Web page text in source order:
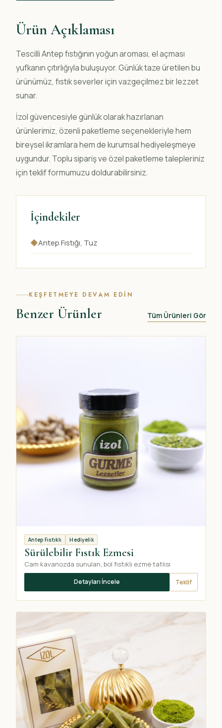
Ürün Açıklaması
Tescilli Antep fıstığının yoğun aroması, el açması
yufkanın çıtırlığıyla buluşuyor. Günlük taze üretilen bu
ürünümüz, fıstık severler için vazgeçilmez bir lezzet
sunar.
İzol güvencesiyle günlük olarak hazırlanan
ürünlerimiz, özenli paketleme seçenekleriyle hem
bireysel ikramlara hem de kurumsal hediyeleşmeye
uygundur. Toplu sipariş ve özel paketleme talepleriniz
için teklif formumuzu doldurabilirsiniz.
İçindekiler
◆Antep Fıstığı, Tuz
KEŞFETMEYE DEVAM EDIN
Benzer Ürünler Tüm Ürünleri Gör
Antep Fıstıklı Hediyelik
Sürülebilir Fıstık Ezmesi
Cam kavanozda sunulan, bol fıstıklı ezme tatlısı
Detayları İncele Teklif